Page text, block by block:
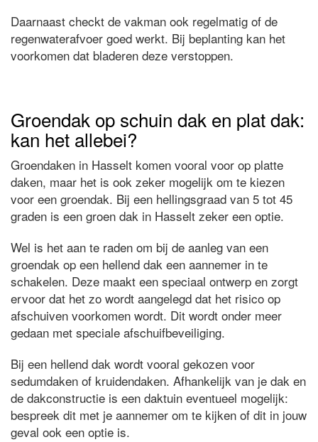
Daarnaast checkt de vakman ook regelmatig of de
regenwaterafvoer goed werkt. Bij beplanting kan het
voorkomen dat bladeren deze verstoppen.
Groendak op schuin dak en plat dak:
kan het allebei?
Groendaken in Hasselt komen vooral voor op platte
daken, maar het is ook zeker mogelijk om te kiezen
voor een groendak. Bij een hellingsgraad van 5 tot 45
graden is een groen dak in Hasselt zeker een optie.
Wel is het aan te raden om bij de aanleg van een
groendak op een hellend dak een aannemer in te
schakelen. Deze maakt een speciaal ontwerp en zorgt
ervoor dat het zo wordt aangelegd dat het risico op
afschuiven voorkomen wordt. Dit wordt onder meer
gedaan met speciale afschuifbeveiliging.
Bij een hellend dak wordt vooral gekozen voor
sedumdaken of kruidendaken. Afhankelijk van je dak en
de dakconstructie is een daktuin eventueel mogelijk:
bespreek dit met je aannemer om te kijken of dit in jouw
geval ook een optie is.